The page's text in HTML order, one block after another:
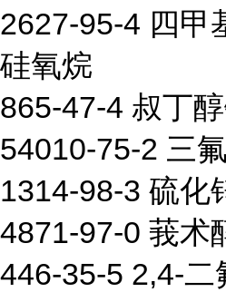
2627-95-4 四甲
硅氧烷
865-47-4 叔丁
54010-75-2 三
1314-98-3 硫化
4871-97-0 莪术
446-35-5 2,4-二